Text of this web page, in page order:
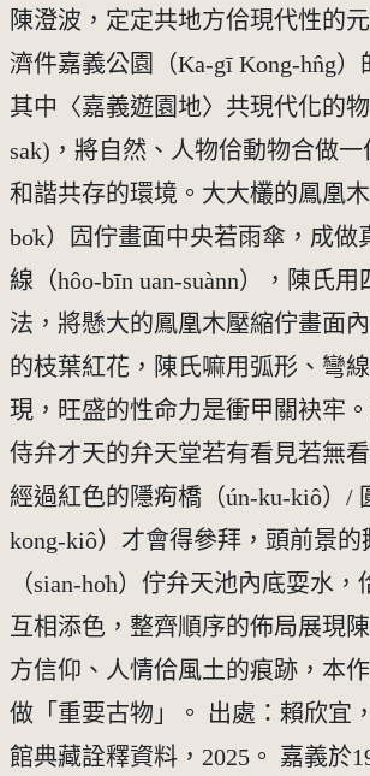
陳澄波，定定共地方佮現代性的
濟件嘉義公園（Ka-gī Kong-hn̂g）
其中〈嘉義遊園地〉共現代化的
sak)，將自然、人物佮動物合做
和諧共存的環境。大大欉的鳳凰木
bo̍k）囥佇畫面中央若雨傘，成做
線（hôo-bīn uan-suànn），陳氏
法，將懸大的鳳凰木壓縮佇畫面
的枝葉紅花，陳氏嘛用弧形、彎
現，旺盛的性命力是衝甲關袂牢
侍弁才天的弁天堂若有看見若無
經過紅色的隱痀橋（ún-ku-kiô）/
kong-kiô）才會得參拜，頭前景的
（sian-ho̍h）佇弁天池內底耍水
互相添色，整齊順序的佈局展現
方信仰、人情佮風土的痕跡，本
做「重要古物」。 出處：賴欣宜
館典藏詮釋資料，2025。 嘉義於